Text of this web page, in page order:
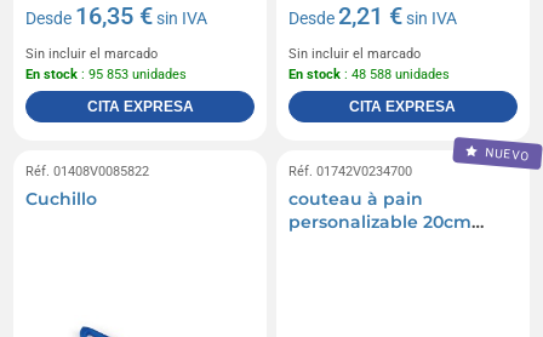
Desde 16,35 €sin IVA
Sin incluir el marcado
En stock : 95 853 unidades
CITA EXPRESA
Desde2,21 €sin IVA
Sin incluir el marcado
En stock : 48 588 unidades
CITA EXPRESA
Réf. 01408V0085822
Cuchillo
NUEVO
Réf. 01742V0234700
couteau à pain
personalizable 20cm